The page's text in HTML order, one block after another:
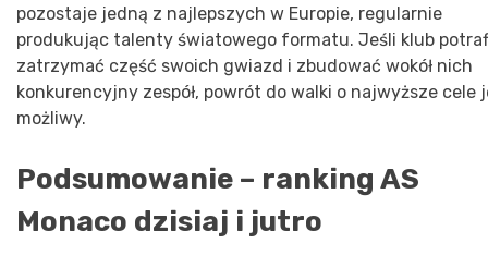
pozostaje jedną z najlepszych w Europie, regularnie
produkując talenty światowego formatu. Jeśli klub
zatrzymać część swoich gwiazd i zbudować wokół nich
konkurencyjny zespół, powrót do walki o najwyższe cele
możliwy.
Podsumowanie – ranking AS
Monaco dzisiaj i jutro